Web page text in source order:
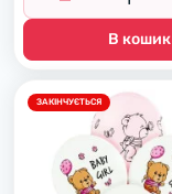
В кошик
ЗАКІНЧУЄТЬСЯ